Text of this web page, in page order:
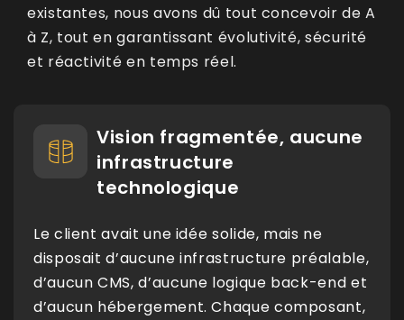
existantes, nous avons dû tout concevoir de A
à Z, tout en garantissant évolutivité, sécurité
et réactivité en temps réel.
Vision fragmentée, aucune
infrastructure
technologique
Le client avait une idée solide, mais ne
disposait d’aucune infrastructure préalable,
d’aucun CMS, d’aucune logique back-end et
d’aucun hébergement. Chaque composant,